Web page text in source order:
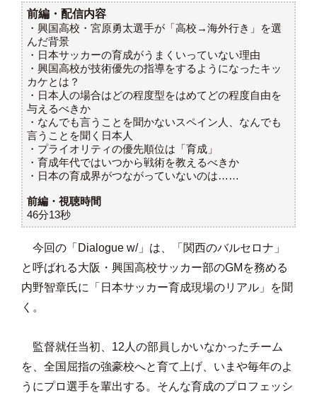
前編・配信内容
・興国高校・宮原勇太選手が「高校→海外行き」を選
んだ背景
・日本サッカーの育成がうまくいっていない理由
・興国高校が技術優先の指導をするようになったキッ
カケとは？
・日本人の場合はどの程度型をはめてどの程度自由を
与えるべきか
・なんでも言うことを聞かないスペイン人、なんでも
言うことを聞く日本人
・プライオリティの優先順位は「育成」
・育成年代ではいつから戦術を教えるべきか
・日本の育成界がつながっていないのは……
前編・視聴時間
46分13秒
今回の「Dialogue w/」は、「関西のバルセロナ」
と呼ばれる大阪・興国高校サッカー部のGMを務める
内野智章氏に「日本サッカー育成現場のリアル」を聞
く。
監督就任当初、12人の部員しかいなかったチーム
を、全国屈指の強豪校へと育て上げ、いまや毎年のよ
うにプロ選手を輩出する。そんな育成のプロフェッシ